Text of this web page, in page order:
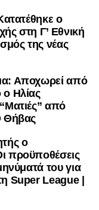
ο
στη Γ’ Εθνική
της νέας
Αποχωρεί από
Ηλίας
από
Θήβας
ο
προϋποθέσεις
του για
Super League |